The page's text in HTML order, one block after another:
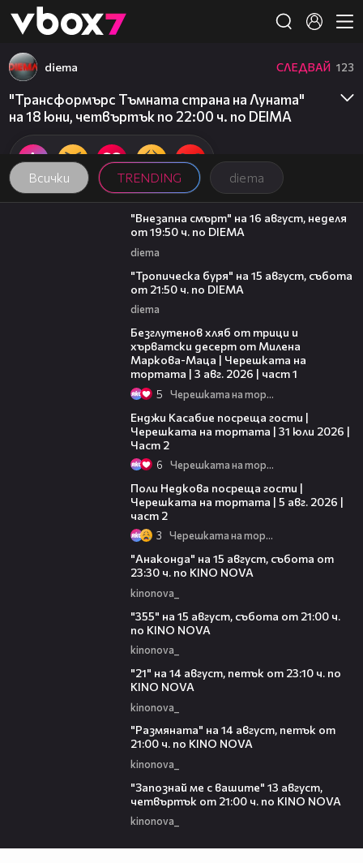
👾
Всички TRENDING diema
diema СЛЕДВАЙ 123
"Трансформърс Тъмната страна на Луната"
на 18 юни, четвъртък по 22:00 ч. по DEIMA
00:33
"Внезапна смърт" на 16 август, неделя
от 19:50 ч. по DIEMA
diema
"Тропическа буря" на 15 август, събота
от 21:50 ч. по DIEMA
diema
Безглутенов хляб от трици и
хърватски десерт от Милена
Маркова-Маца | Черешката на
тортата | 3 авг. 2026 | част 1
5 Черешката на тортата
Енджи Касабие посреща гости |
Черешката на тортата | 31 юли 2026 |
Част 2
6 Черешката на тортата
Поли Недкова посреща гости |
Черешката на тортата | 5 авг. 2026 |
част 2
3 Черешката на тортата
"Анаконда" на 15 август, събота от
23:30 ч. по KINO NOVA
kinonova_
"355" на 15 август, събота от 21:00 ч.
по KINO NOVA
kinonova_
"21" на 14 август, петък от 23:10 ч. по
KINO NOVA
kinonova_
"Размянaта" на 14 август, петък от
21:00 ч. по KINO NOVA
kinonova_
"Запознай ме с вашите" 13 август,
четвъртък от 21:00 ч. по KINO NOVA
kinonova_